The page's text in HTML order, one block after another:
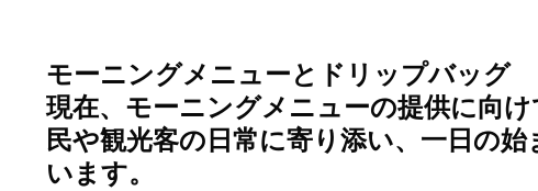
モーニングメニューとドリップバッグ
現在、モーニングメニューの提供に向
民や観光客の日常に寄り添い、一日の
います。